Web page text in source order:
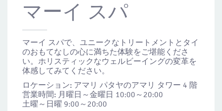
マーイ スパ
マーイ スパで、ユニークなトリートメントとタイ
のおもてなしの心に満ちた体験をご堪能くださ
い。ホリスティックなウェルビーイングの変革を
体感してみてください。
ロケーション: アマリ パタヤのアマリ タワー 4 階
営業時間: 月曜日～金曜日 10:00～20:00
土曜～日曜 9:00～20:00